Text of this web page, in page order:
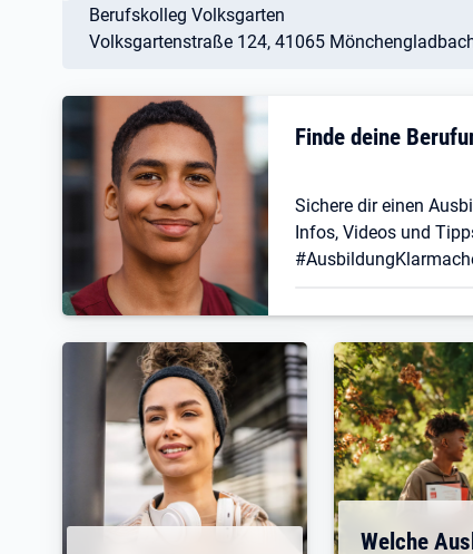
Berufskolleg Volksgarten
Volksgartenstraße 124, 41065
Finde deine
Sichere dir einen
Infos, Videos und
Welche